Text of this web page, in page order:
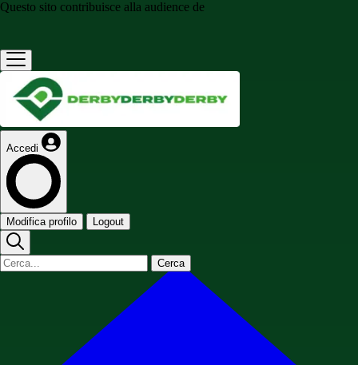
Questo sito contribuisce alla audience de
Accedi
Modifica profilo Logout
Cerca